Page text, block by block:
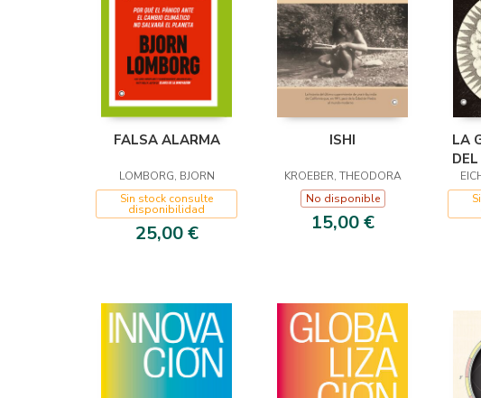
FALSA ALARMA
LOMBORG, BJORN
Sin stock consulte
disponibilidad
25,00 €
ISHI
KROEBER, THEODORA
No disponible
15,00 €
LA